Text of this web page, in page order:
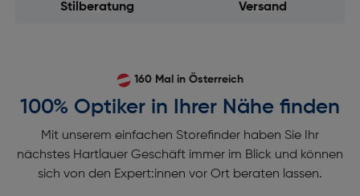
Stilberatung
Versand
160 Mal in Österreich
100% Optiker in Ihrer Nähe finden
Mit unserem einfachen Storefinder haben Sie Ihr
nächstes Hartlauer Geschäft immer im Blick und können
sich von den Expert:innen vor Ort beraten lassen.